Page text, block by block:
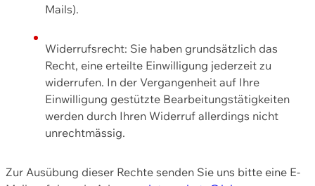
Mails).
Widerrufsrecht: Sie haben grundsätzlich das
Recht, eine erteilte Einwilligung jederzeit zu
widerrufen. In der Vergangenheit auf Ihre
Einwilligung gestützte Bearbeitungstätigkeiten
werden durch Ihren Widerruf allerdings nicht
unrechtmässig.
Zur Ausübung dieser Rechte senden Sie uns bitte eine E-